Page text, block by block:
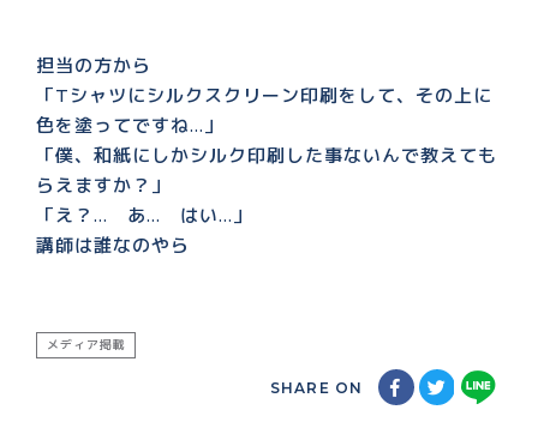
担当の方から
「Tシャツにシルクスクリーン印刷をして、その上に
色を塗ってですね…」
「僕、和紙にしかシルク印刷した事ないんで教えても
らえますか？」
「え？… あ… はい…」
講師は誰なのやら
メディア掲載
SHARE ON